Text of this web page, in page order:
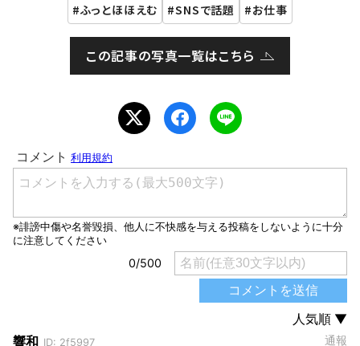
ふっとほほえむ SNSで話題 お仕事
この記事の写真一覧はこちら